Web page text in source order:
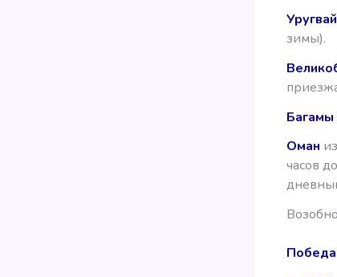
Уругвай
зимы).
Багамы
Оман
часов
Победа